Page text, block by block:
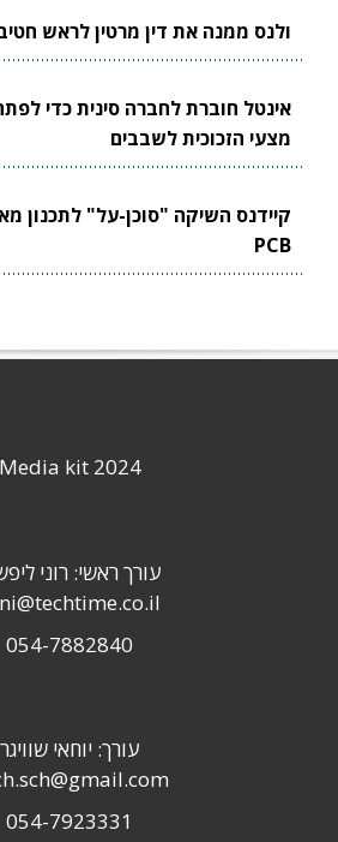
ולנס ממנה את דין מרטין לראש
אינטל חוברת לחברה סינית כדי
מצעי הזכוכית לשבבים
קיידנס השיקה "סוכן-על" לתכנון
PCB
Media kit 2024
עורך ראשי: רוני
054-7882840
עורך: יוחאי שוויגר
054-7923331